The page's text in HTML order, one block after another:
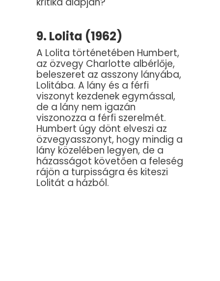
9. Lolita (1962)
A Lolita történetében Humbert,
az özvegy Charlotte albérlője,
beleszeret az asszony lányába,
Lolitába. A lány és a férfi
viszonyt kezdenek egymással,
de a lány nem igazán
viszonozza a férfi szerelmét.
Humbert úgy dönt elveszi az
özvegyasszonyt, hogy mindig a
lány közelében legyen, de a
házasságot követően a feleség
rájön a turpisságra és kiteszi
Lolitát a házból.